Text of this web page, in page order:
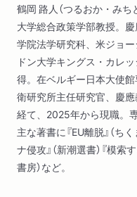
第三部 より平和な世界を
第九章 国家はどうすれば
第一〇章 戦争はどうすれ
第一一章 日本の平和と
コラム──戦略とはなにか
さらに学ぶための読書案内
あとがき
索引
鶴岡 路人（つるおか・み
大学総合政策学部教授。
学院法学研究科、米ジョ
ドン大学キングス・カレッ
得。在ベルギー日本大使館
衛研究所主任研究官、慶
経て、2025年から現職。
主な著書に『EU離脱』（ち
ナ侵攻』（新潮選書）『模
書房）など。